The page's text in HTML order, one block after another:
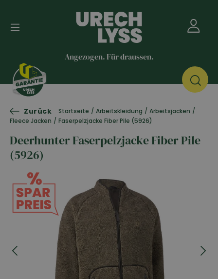
Angezogen. Für draussen.
Zurück Startseite / Arbeitskleidung / Arbeitsjacken /
Fleece Jacken / Faserpelzjacke Fiber Pile (5926)
Deerhunter Faserpelzjacke Fiber Pile
(5926)